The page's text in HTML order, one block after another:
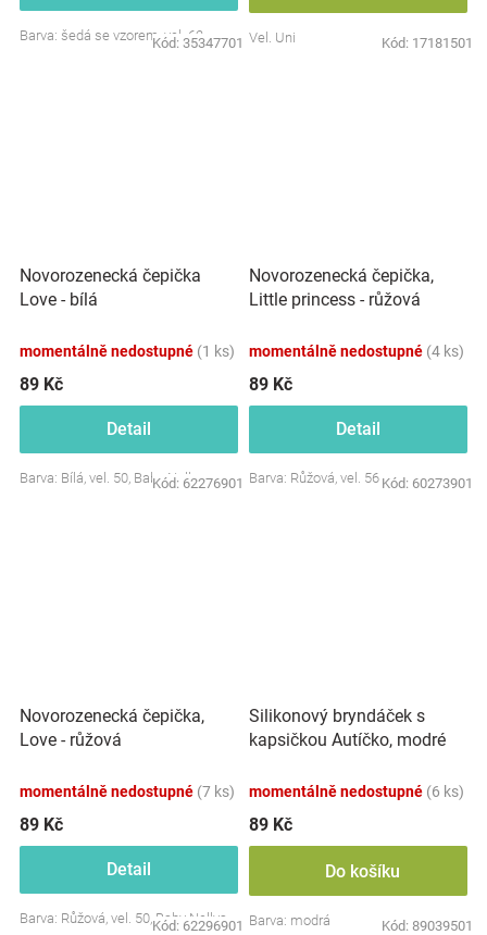
Barva: šedá se vzorem, vel. 62
Kód: 35347701 Vel. Uni Kód: 17181501
Novorozenecká čepička
Love - bílá
momentálně nedostupné (1 ks)
89 Kč
Detail
Barva: Bílá, vel. 50, Baby Nellys
Kód: 62276901
Novorozenecká čepička,
Little princess - růžová
momentálně nedostupné (4 ks)
89 Kč
Detail
Barva: Růžová, vel. 56 Kód: 60273901
Novorozenecká čepička,
Love - růžová
momentálně nedostupné (7 ks)
89 Kč
Detail
Barva: Růžová, vel. 50, Baby Nellys
Kód: 62296901
Silikonový bryndáček s
kapsičkou Autíčko, modré
momentálně nedostupné (6 ks)
89 Kč
Do košíku
Barva: modrá Kód: 89039501